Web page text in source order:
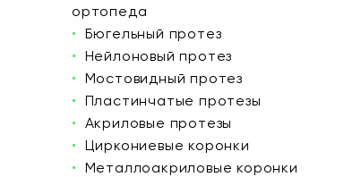
ортопеда
Бюгельный протез
Нейлоновый протез
Мостовидный протез
Пластинчатые протезы
Акриловые протезы
Циркониевые коронки
Металлоакриловые коронки